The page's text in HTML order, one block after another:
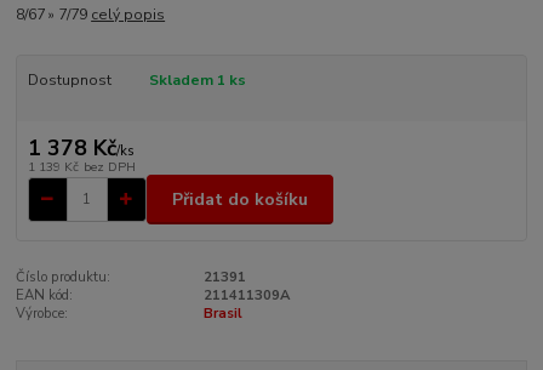
8/67 » 7/79 celý popis
Dostupnost Skladem 1 ks
1 378 Kč/ks
1 139 Kč bez DPH
Přidat do košíku
Číslo produktu:
21391
EAN kód:
211411309A
Výrobce:
Brasil